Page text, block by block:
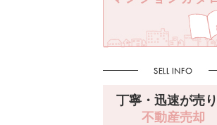
丁寧・迅速が売
不動産売却